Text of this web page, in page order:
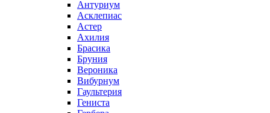
Антуриум
Асклепиас
Астер
Ахилия
Брасика
Бруния
Вероника
Вибурнум
Гаультерия
Гениста